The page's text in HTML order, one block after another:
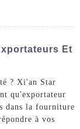
Et
? Xi'an Star
qu'exportateur
dans la fourniture
à vos